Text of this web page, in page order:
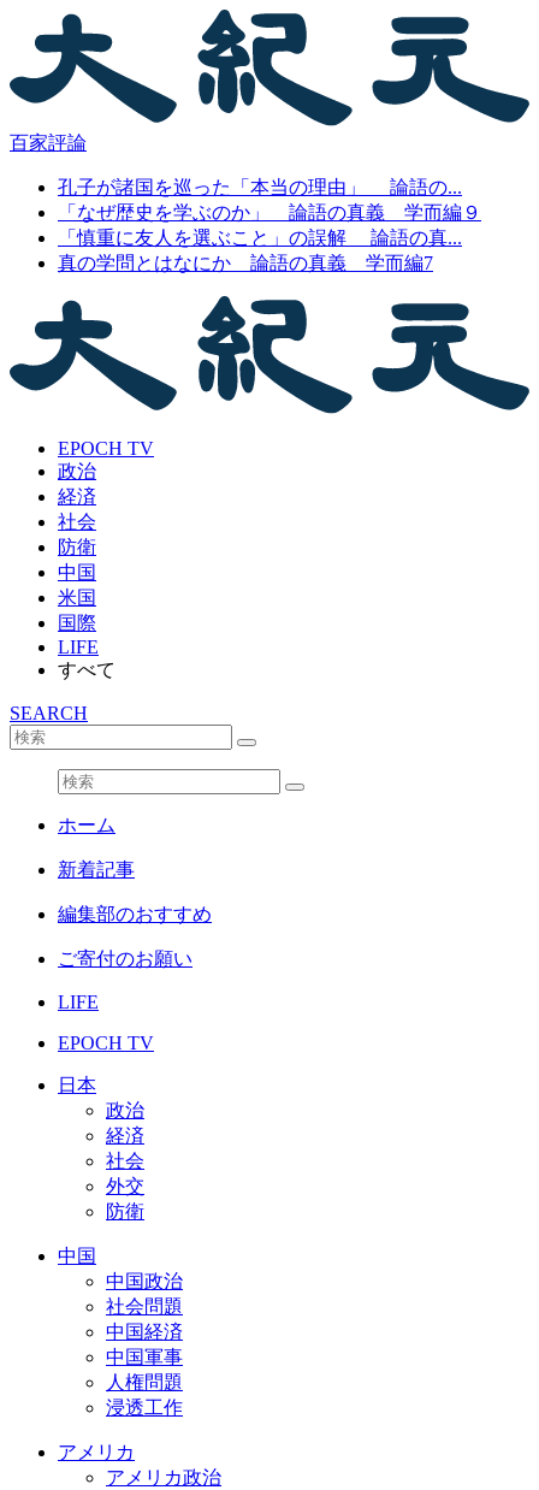
百家評論
孔子が諸国を巡った「本当の理由」 論語の...
「なぜ歴史を学ぶのか」 論語の真義 学而編９
「慎重に友人を選ぶこと」の誤解 論語の真...
真の学問とはなにか 論語の真義 学而編7
EPOCH TV
政治
経済
社会
防衛
中国
米国
国際
LIFE
すべて
SEARCH
ホーム
新着記事
編集部のおすすめ
ご寄付のお願い
LIFE
EPOCH TV
日本
政治
経済
社会
外交
防衛
中国
中国政治
社会問題
中国経済
中国軍事
人権問題
浸透工作
アメリカ
アメリカ政治